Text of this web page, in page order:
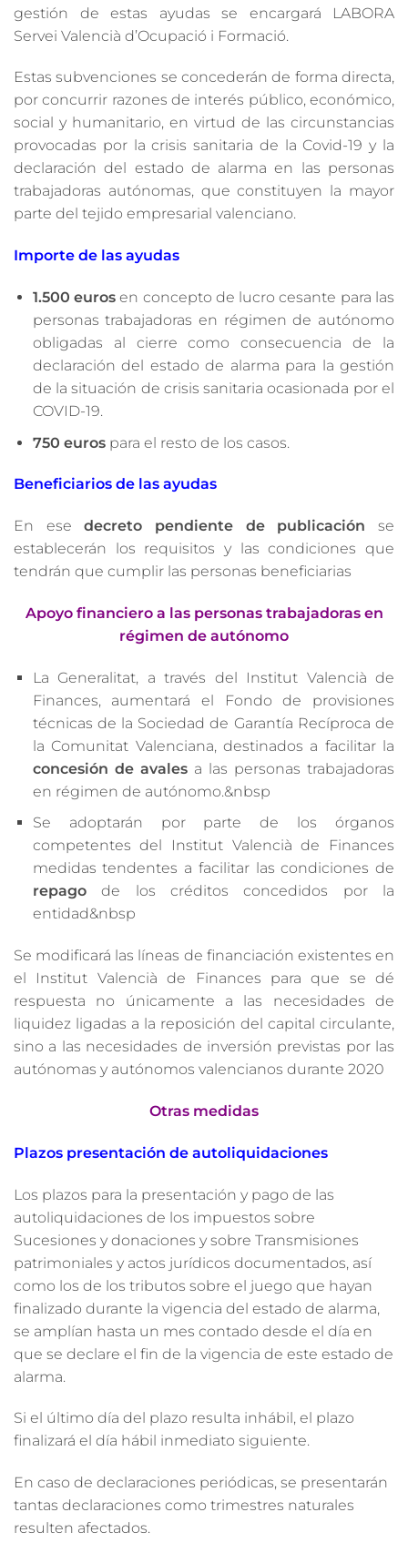
gestión de estas ayudas se encargará LABORA
Servei Valencià d’Ocupació i Formació.
Estas subvenciones se concederán de forma directa,
por concurrir razones de interés público, económico,
social y humanitario, en virtud de las circunstancias
provocadas por la crisis sanitaria de la Covid-19 y la
declaración del estado de alarma en las personas
trabajadoras autónomas, que constituyen la mayor
parte del tejido empresarial valenciano.
Importe de las ayudas
1.500 euros en concepto de lucro cesante para las
personas trabajadoras en régimen de autónomo
obligadas al cierre como consecuencia de la
declaración del estado de alarma para la gestión
de la situación de crisis sanitaria ocasionada por el
COVID-19.
750 eurospara el resto de los casos.
Beneficiarios de las ayudas
En esedecreto pendiente de publicación se
establecerán los requisitos y las condiciones que
tendrán que cumplir las personas beneficiarias
Apoyo financiero a las personas trabajadoras en
régimen de autónomo
La Generalitat, a través del Institut Valencià de
Finances, aumentará el Fondo de provisiones
técnicas de la Sociedad de Garantía Recíproca de
la Comunitat Valenciana, destinados a facilitar la
concesión de avalesa las personas trabajadoras
en régimen de autónomo.&nbsp
Se adoptarán por parte de los órganos
competentes del Institut Valencià de Finances
medidas tendentes a facilitar las condiciones de
repagode los créditos concedidos por la
entidad&nbsp
Se modificará las líneas de financiación existentes en
el Institut Valencià de Finances para que se dé
respuesta no únicamente a las necesidades de
liquidez ligadas a la reposición del capital circulante,
sino a las necesidades de inversión previstas por las
autónomas y autónomos valencianos durante 2020
Otras medidas
Plazos presentación de autoliquidaciones
Los plazos para la presentación y pago de las
autoliquidaciones de los impuestos sobre
Sucesiones y donaciones y sobre Transmisiones
patrimoniales y actos jurídicos documentados, así
como los de los tributos sobre el juego que hayan
finalizado durante la vigencia del estado de alarma,
se amplían hasta un mes contado desde el día en
que se declare el fin de la vigencia de este estado de
alarma.
Si el último día del plazo resulta inhábil, el plazo
finalizará el día hábil inmediato siguiente.
En caso de declaraciones periódicas, se presentarán
tantas declaraciones como trimestres naturales
resulten afectados.